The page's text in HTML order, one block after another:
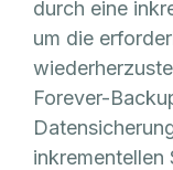
durch eine
um die
Forever-
inkrementellen